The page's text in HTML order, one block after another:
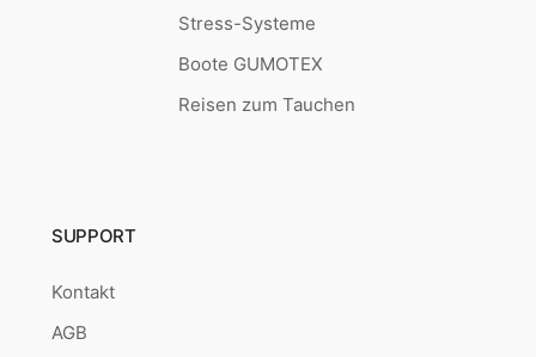
Stress-Systeme
Boote GUMOTEX
Reisen zum Tauchen
SUPPORT
Kontakt
AGB